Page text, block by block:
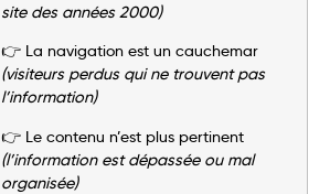
site des années 2000)
👉 La navigation est un cauchemar
(visiteurs perdus qui ne trouvent pas
l’information)
👉 Le contenu n’est plus pertinent
(l’information est dépassée ou mal
organisée)